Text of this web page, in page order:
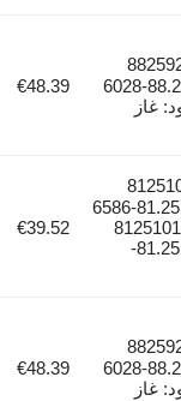
€48.39
€39.52
€48.39